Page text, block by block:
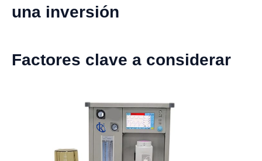
una inversión
Factores clave a considerar